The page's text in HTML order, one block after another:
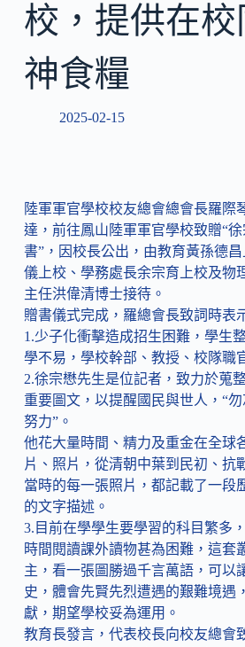
校，提供在
神食糧
2025-02-15
陸軍軍官學校校友總會總會長羅際
達，前往鳳山陸軍軍官學校致贈“
書”，因校長公出，由教育黃孫德
儀上校、學務處長余宗育上校及物
主任洪偉清博士接待。
贈書儀式完成，羅總會長致詞時表
1.少子化衝擊造成招生困難，學生
學不易，學校幹部、教授、校隊職
2.徐宗懋先生是位記者，致力於蒐
重要圖文，以提醒國民與世人，“
努力”。
他花大量時間、精力及重金在全球
片、照片，從清朝中葉到民初、抗
當時的每一張照片，都記載了一段
的文字描述。
3.目前在學學生要學習的科目繁多
時間閱讀課外讀物甚為困難，這套
主，看一張圖勝過千言萬語，可以
史，體會先賢先烈遭遇的艱難境遇
獻，期望學校妥為運用。
教育長發言，代表校長向校友總會